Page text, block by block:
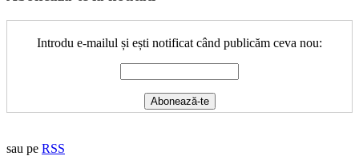
Introdu e-mailul și ești notificat când publicăm ceva nou:
sau pe RSS